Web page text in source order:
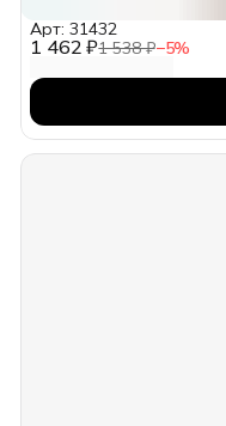
1 462 ₽1 538 ₽−5%
Арт: 31432